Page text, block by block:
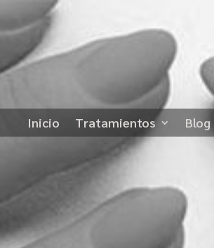
Inicio Tratamientos Blog